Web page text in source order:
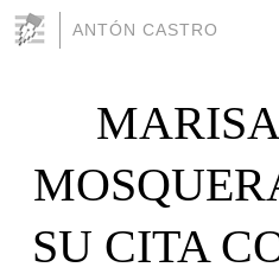
ANTÓN CASTRO
SU CITA